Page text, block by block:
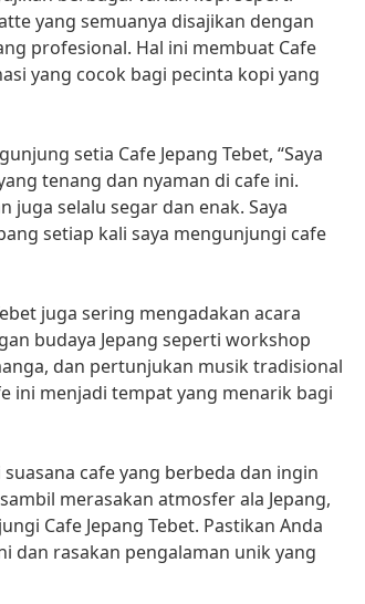
yang semuanya disajikan dengan
profesional. Hal ini membuat Cafe
yang cocok bagi pecinta kopi yang
setia Cafe Jepang Tebet, “Saya
tenang dan nyaman di cafe ini.
juga selalu segar dan enak. Saya
setiap kali saya mengunjungi cafe
juga sering mengadakan acara
budaya Jepang seperti workshop
dan pertunjukan musik tradisional
ini menjadi tempat yang menarik bagi
cafe yang berbeda dan ingin
merasakan atmosfer ala Jepang,
Cafe Jepang Tebet. Pastikan Anda
dan rasakan pengalaman unik yang